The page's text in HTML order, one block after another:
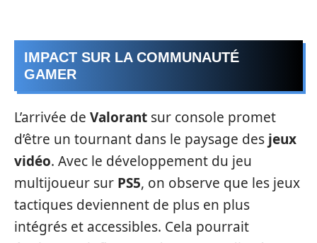
IMPACT SUR LA COMMUNAUTÉ
GAMER
L’arrivée de Valorant sur console promet
d’être un tournant dans le paysage des jeux
vidéo. Avec le développement du jeu
multijoueur sur PS5, on observe que les jeux
tactiques deviennent de plus en plus
intégrés et accessibles. Cela pourrait